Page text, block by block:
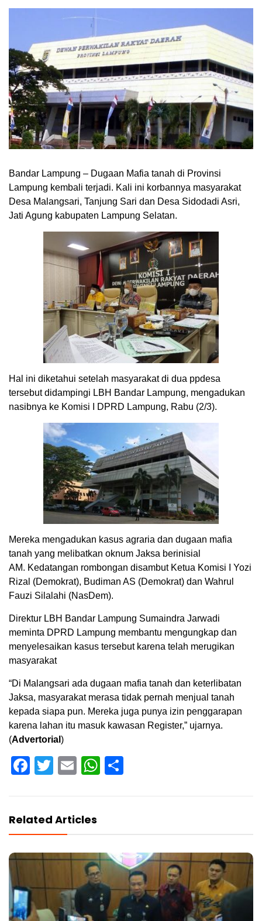
Bandar Lampung – Dugaan Mafia tanah di Provinsi
Lampung kembali terjadi. Kali ini korbannya masyarakat
Desa Malangsari, Tanjung Sari dan Desa Sidodadi Asri,
Jati Agung kabupaten Lampung Selatan.
Hal ini diketahui setelah masyarakat di dua ppdesa
tersebut didampingi LBH Bandar Lampung, mengadukan
nasibnya ke Komisi I DPRD Lampung, Rabu (2/3).
Mereka mengadukan kasus agraria dan dugaan mafia
tanah yang melibatkan oknum Jaksa berinisial
AM. Kedatangan rombongan disambut Ketua Komisi I Yozi
Rizal (Demokrat), Budiman AS (Demokrat) dan Wahrul
Fauzi Silalahi (NasDem).
Direktur LBH Bandar Lampung Sumaindra Jarwadi
meminta DPRD Lampung membantu mengungkap dan
menyelesaikan kasus tersebut karena telah merugikan
masyarakat
“Di Malangsari ada dugaan mafia tanah dan keterlibatan
Jaksa, masyarakat merasa tidak pernah menjual tanah
kepada siapa pun. Mereka juga punya izin penggarapan
karena lahan itu masuk kawasan Register,” ujarnya.
(Advertorial )
Facebook
Twitter
EmailWhatsApp
Related Articles